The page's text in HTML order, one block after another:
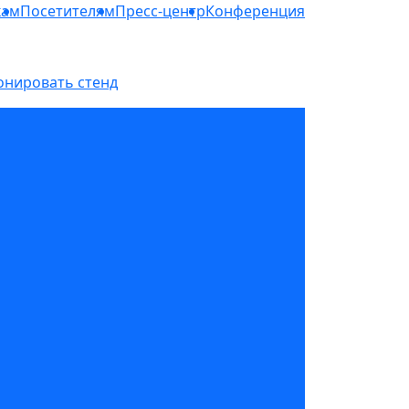
ПосетителямПресс-центрКонференция
стенд